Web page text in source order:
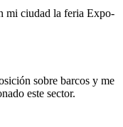
mi ciudad la feria Expo-
sobre barcos y me
este sector.